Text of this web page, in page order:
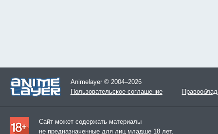
Animelayer © 2004–2026
Пользовательское соглашение
Сайт может содержать материалы
не предназначенные для лиц младше 18 лет.